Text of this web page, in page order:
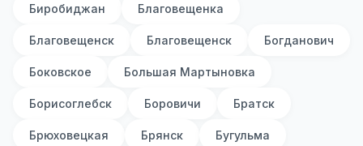
Биробиджан Благовещенка
Благовещенск Благовещенск Богданович
Боковское Большая Мартыновка
Борисоглебск Боровичи Братск
Брюховецкая Брянск Бугульма